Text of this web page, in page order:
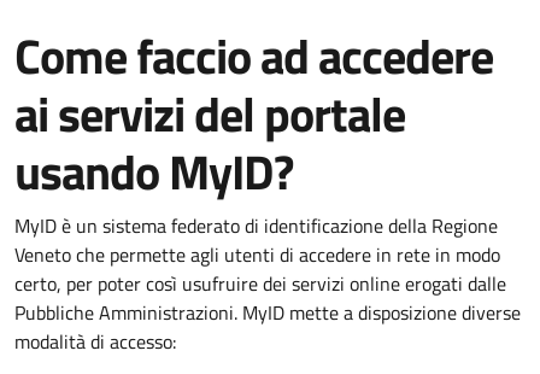
Come faccio ad accedere
ai servizi del portale
usando MyID?
MyID è un sistema federato di identificazione della Regione
Veneto che permette agli utenti di accedere in rete in modo
certo, per poter così usufruire dei servizi online erogati dalle
Pubbliche Amministrazioni. MyID mette a disposizione diverse
modalità di accesso: